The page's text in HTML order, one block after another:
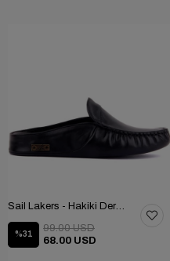
%31
68.00 USD
99.00 USD